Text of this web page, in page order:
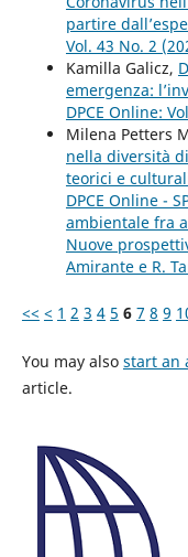
partire
Vol. 43 No. 2
Kamilla Galicz,
emergenza:
DPCE Online:
Milena Petters
nella diversità
teorici e
DPCE Online -
ambientale fra
Nuove
Amirante e R.
<< < 1 2 3 4 5 6 7 8 9
You may also start an
article.